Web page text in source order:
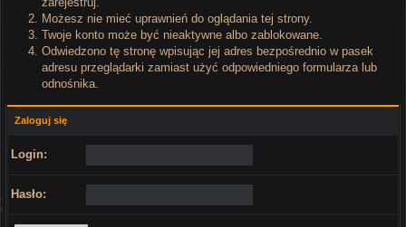
Możesz nie mieć uprawnień do oglądania tej strony.
Twoje konto może być nieaktywne albo zablokowane.
Odwiedzono tę stronę wpisując jej adres bezpośrednio w pasek
adresu przeglądarki zamiast użyć odpowiedniego formularza lub
odnośnika.
Zaloguj się
Login:
Hasło: